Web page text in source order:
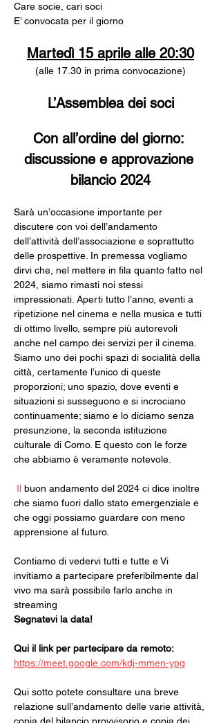
Care socie, cari soci
E’ convocata per il giorno
Martedì 15 aprile alle 20:30
(alle 17.30 in prima convocazione)
L’Assemblea dei soci
Con all’ordine del giorno:
discussione e approvazione
bilancio 2024
Sarà un’occasione importante per
discutere con voi dell’andamento
dell’attività dell’associazione e soprattutto
delle prospettive. In premessa vogliamo
dirvi che, nel mettere in fila quanto fatto nel
2024, siamo rimasti noi stessi
impressionati. Aperti tutto l’anno, eventi a
ripetizione nel cinema e nella musica e tutti
di ottimo livello, sempre più autorevoli
anche nel campo dei servizi per il cinema.
Siamo uno dei pochi spazi di socialità della
città, certamente l’unico di queste
proporzioni; uno spazio, dove eventi e
situazioni si susseguono e si incrociano
continuamente; siamo e lo diciamo senza
presunzione, la seconda istituzione
culturale di Como. E questo con le forze
che abbiamo è veramente notevole.
Il buon andamento del 2024 ci dice inoltre
che siamo fuori dallo stato emergenziale e
che oggi possiamo guardare con meno
apprensione al futuro.
Contiamo di vedervi tutti e tutte e Vi
invitiamo a partecipare preferibilmente dal
vivo ma sarà possibile farlo anche in
streaming
Segnatevi la data!
Qui il link per partecipare da remoto:
https://meet.google.com/kdj-mmen-ypg
Qui sotto potete consultare una breve
relazione sull’andamento delle varie attività,